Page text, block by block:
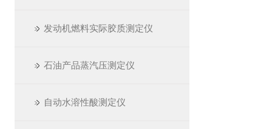
发动机燃料实际胶质测定仪
石油产品蒸汽压测定仪
自动水溶性酸测定仪